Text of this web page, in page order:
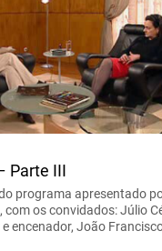
Parte III
programa apresentado
com os convidados: Júlio
encenador, João